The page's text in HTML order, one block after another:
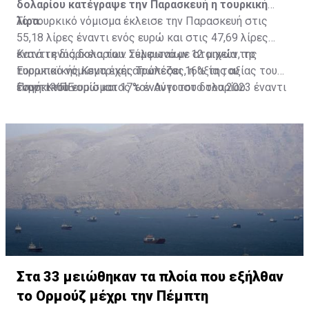
δολαρίου κατέγραψε την Παρασκευή η τουρκική
λίρα.
Το τουρκικό νόμισμα έκλεισε την Παρασκευή στις
55,18 λίρες έναντι ενός ευρώ και στις 47,69 λίρες
έναντι ενός δολαρίου. Σύμφωνα με στοιχεία της
Ευρωπαϊκής Κεντρικής Τράπεζας, η αξία του
τουρκικού νομίσματος τον Αύγουστο του 2023 έναντι
λίρες έναντι του ευρώ.
Κατά τη διάρκεια των τελευταίων 12 μηνών, το
τουρκικό νόμισμα έχει απωλέσει 16% της αξίας του
έναντι του ευρώ και 17% έναντι του δολαρίου.
Πηγή: ΚΥΠΕ
Στα 33 μειώθηκαν τα πλοία που εξήλθαν
το Ορμούζ μέχρι την Πέμπτη